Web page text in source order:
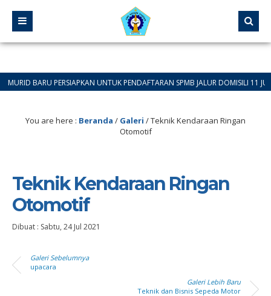
BARU PERSIAPKAN UNTUK PENDAFTARAN SPMB JALUR DOMISILI 11 JUNI
You are here : Beranda / Galeri /Teknik Kendaraan Ringan
Otomotif
Teknik Kendaraan Ringan
Otomotif
Dibuat : Sabtu, 24 Jul 2021
Galeri Sebelumnya
upacara
Galeri Lebih Baru
Teknik dan Bisnis Sepeda Motor